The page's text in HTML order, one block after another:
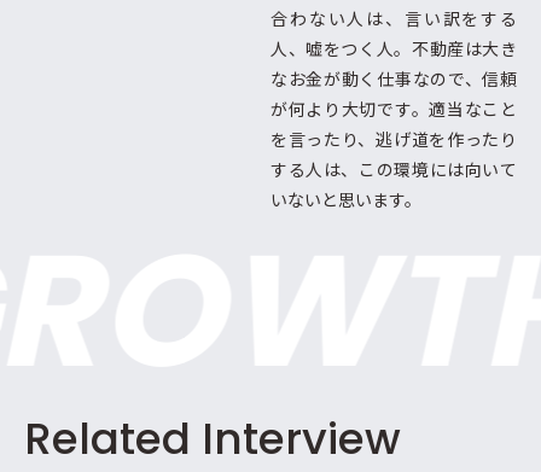
合わない人は、言い訳をする
人、嘘をつく人。不動産は大き
なお金が動く仕事なので、信頼
が何より大切です。適当なこと
を言ったり、逃げ道を作ったり
する人は、この環境には向いて
いないと思います。
Related Interview